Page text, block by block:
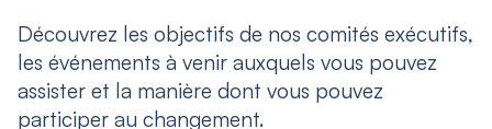
Découvrez les objectifs de nos comités exécutifs,
les événements à venir auxquels vous pouvez
assister et la manière dont vous pouvez
participer au changement.